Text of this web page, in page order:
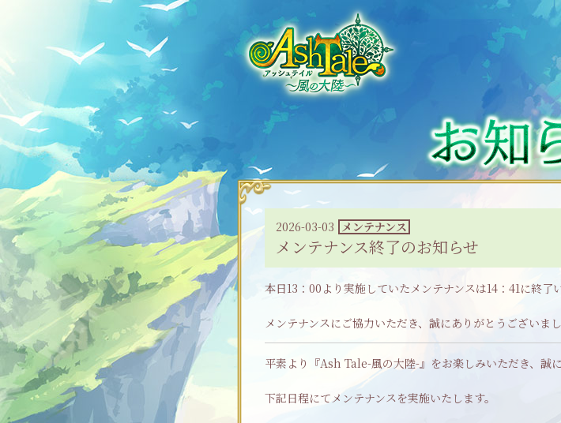
2026-03-03 メンテナンス
メンテナンス終了のお知らせ
本日13：00より実施していたメンテナンスは14：41に終了
メンテナンスにご協力いただき、誠にありがとうございまし
平素より『Ash Tale-風の大陸-』をお楽しみいただき、誠
下記日程にてメンテナンスを実施いたします。